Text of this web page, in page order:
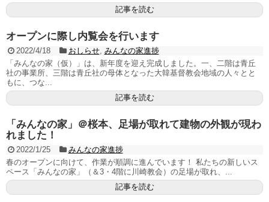
記事を読む
オープンに際し内覧会を行います
2022/4/18 おしらせ, みんなの家進捗
「みんなの家（仮）」は、新年度を迎え完成しました。一、二階は青丘
社の事業所、三階は青丘社の母体となった大韓基督教会地域の人々とと
もに、つな...
記事を読む
「みんなの家」＠桜本、足場が取れて建物の外観が現わ
れました！
2022/1/25
みんなの家進捗
春のオープンに向けて、作業が順調に進んでいます！ 私たちの新しいス
ペース「みんなの家」（＆3・4階に川崎教会）の足場が取れ、...
記事を読む